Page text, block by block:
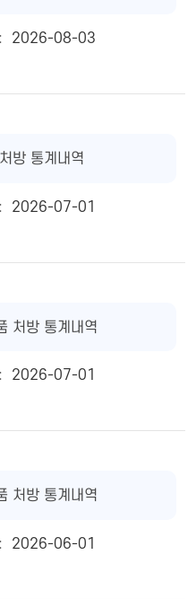
2026-08-03
방 통계내역
2026-07-01
처방 통계내역
2026-07-01
처방 통계내역
2026-06-01